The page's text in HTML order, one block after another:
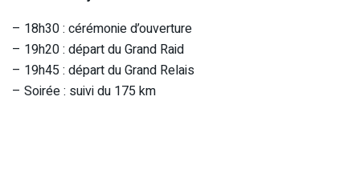
– 18h30 : cérémonie d’ouverture
– 19h20 : départ du Grand Raid
– 19h45 : départ du Grand Relais
– Soirée : suivi du 175 km